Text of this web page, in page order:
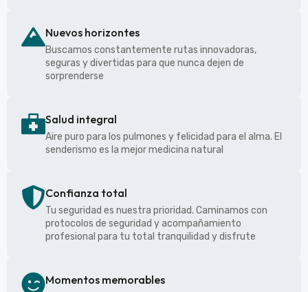
Nuevos horizontes
Buscamos constantemente rutas innovadoras,
seguras y divertidas para que nunca dejen de
sorprenderse
Salud integral
Aire puro para los pulmones y felicidad para el alma. El
senderismo es la mejor medicina natural
Confianza total
Tu seguridad es nuestra prioridad. Caminamos con
protocolos de seguridad y acompañamiento
profesional para tu total tranquilidad y disfrute
Momentos memorables